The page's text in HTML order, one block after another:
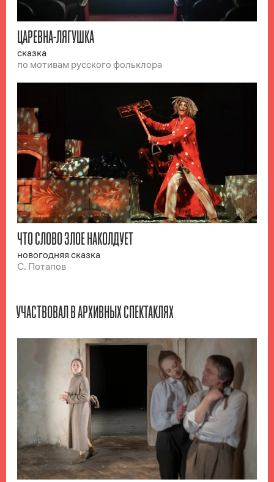
ЦАРЕВНА-ЛЯГУШКА
сказка
по мотивам русского фольклора
ЧТО СЛОВО ЗЛОЕ НАКОЛДУЕТ
новогодняя сказка
С. Потапов
УЧАСТВОВАЛ В АРХИВНЫХ СПЕКТАКЛЯХ